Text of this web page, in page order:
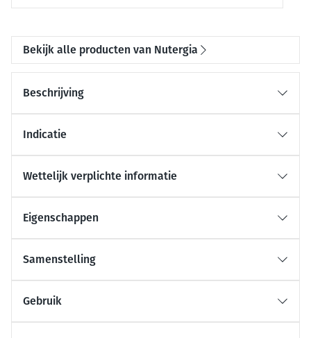
Bekijk alle producten van Nutergia
Beschrijving
Indicatie
Wettelijk verplichte informatie
Eigenschappen
Samenstelling
Gebruik